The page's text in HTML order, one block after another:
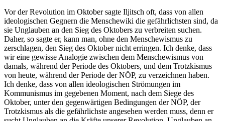
Vor der Revolution im Oktober sagte Iljitsch oft, dass von allen
ideologischen Gegnern die Menschewiki die gefährlichsten sind, da
sie Unglauben an den Sieg des Oktobers zu verbreiten suchen.
Daher, so sagte er, kann man, ohne den Menschewismus zu
zerschlagen, den Sieg des Oktober nicht erringen. Ich denke, dass
wir eine gewisse Analogie zwischen dem Menschewismus von
damals, während der Periode des Oktobers, und dem Trotzkismus
von heute, während der Periode der NÖP, zu verzeichnen haben.
Ich denke, dass von allen ideologischen Strömungen im
Kommunismus im gegebenen Moment, nach dem Siege des
Oktober, unter den gegenwärtigen Bedingungen der NÖP, der
Trotzkismus als die gefährlichste angesehen werden muss, denn er